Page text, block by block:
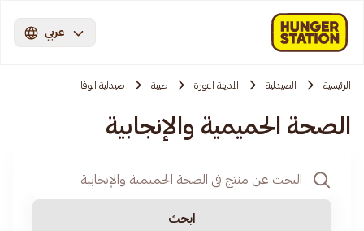
عربي
الرئيسية الصيدلية المدينة المنورة طيبة صيدلية انوفا
الصحة الحميمية والإنجابية
ابحث